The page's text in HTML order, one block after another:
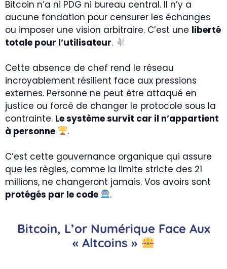
Bitcoin n’a ni PDG ni bureau central. Il n’y a
aucune fondation pour censurer les échanges
ou imposer une vision arbitraire. C’est une liberté
totale pour l’utilisateur.
Cette absence de chef rend le réseau
incroyablement résilient face aux pressions
externes. Personne ne peut être attaqué en
justice ou forcé de changer le protocole sous la
contrainte. Le système survit car il n’appartient
à personne
.
C’est cette gouvernance organique qui assure
que les règles, comme la limite stricte des 21
millions, ne changeront jamais. Vos avoirs sont
protégés par le code
.
Bitcoin, L’or Numérique Face Aux
« Altcoins »